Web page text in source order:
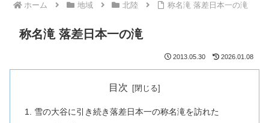
ホーム 地域 北陸 称名滝 落差日本一の滝
称名滝 落差日本一の滝
2013.05.30 2026.01.08
目次
雪の大谷に引き続き落差日本一の称名滝を訪れた